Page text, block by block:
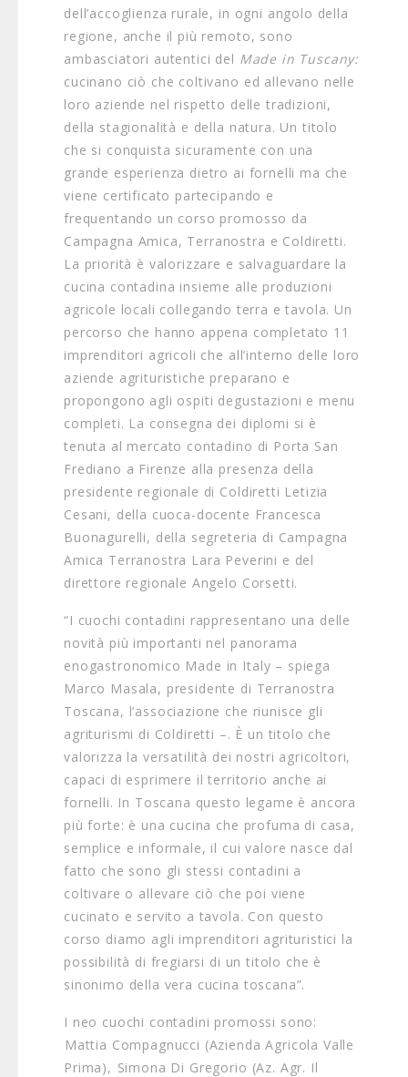
dell’accoglienza rurale, in ogni angolo della
regione, anche il più remoto, sono
ambasciatori autentici del Made in Tuscany:
cucinano ciò che coltivano ed allevano nelle
loro aziende nel rispetto delle tradizioni,
della stagionalità e della natura. Un titolo
che si conquista sicuramente con una
grande esperienza dietro ai fornelli ma che
viene certificato partecipando e
frequentando un corso promosso da
Campagna Amica, Terranostra e Coldiretti.
La priorità è valorizzare e salvaguardare la
cucina contadina insieme alle produzioni
agricole locali collegando terra e tavola. Un
percorso che hanno appena completato 11
imprenditori agricoli che all’interno delle loro
aziende agrituristiche preparano e
propongono agli ospiti degustazioni e menu
completi. La consegna dei diplomi si è
tenuta al mercato contadino di Porta San
Frediano a Firenze alla presenza della
presidente regionale di Coldiretti Letizia
Cesani, della cuoca-docente Francesca
Buonagurelli, della segreteria di Campagna
Amica Terranostra Lara Peverini e del
direttore regionale Angelo Corsetti.
“I cuochi contadini rappresentano una delle
novità più importanti nel panorama
enogastronomico Made in Italy – spiega
Marco Masala, presidente di Terranostra
Toscana, l’associazione che riunisce gli
agriturismi di Coldiretti –. È un titolo che
valorizza la versatilità dei nostri agricoltori,
capaci di esprimere il territorio anche ai
fornelli. In Toscana questo legame è ancora
più forte: è una cucina che profuma di casa,
semplice e informale, il cui valore nasce dal
fatto che sono gli stessi contadini a
coltivare o allevare ciò che poi viene
cucinato e servito a tavola. Con questo
corso diamo agli imprenditori agrituristici la
possibilità di fregiarsi di un titolo che è
sinonimo della vera cucina toscana”.
I neo cuochi contadini promossi sono:
⁠Mattia Compagnucci (Azienda Agricola Valle
Prima), ⁠Simona Di Gregorio (Az. Agr. Il